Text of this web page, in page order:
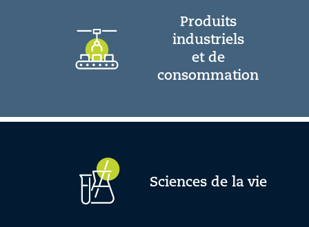
Produits
industriels
et de
consommation
Sciences de la vie